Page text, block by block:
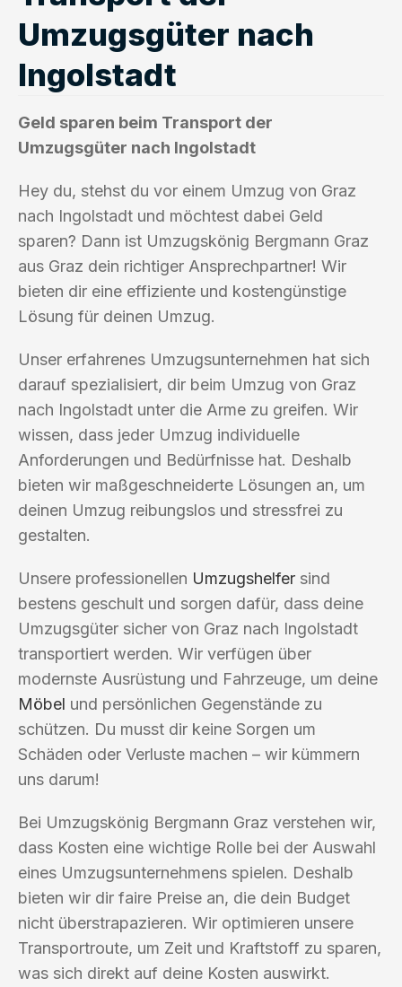
Umzugsgüter nach
Ingolstadt
Geld sparen beim Transport der
Umzugsgüter nach Ingolstadt
Hey du, stehst du vor einem Umzug von Graz
nach Ingolstadt und möchtest dabei Geld
sparen? Dann ist Umzugskönig Bergmann Graz
aus Graz dein richtiger Ansprechpartner! Wir
bieten dir eine effiziente und kostengünstige
Lösung für deinen Umzug.
Unser erfahrenes Umzugsunternehmen hat sich
darauf spezialisiert, dir beim Umzug von Graz
nach Ingolstadt unter die Arme zu greifen. Wir
wissen, dass jeder Umzug individuelle
Anforderungen und Bedürfnisse hat. Deshalb
bieten wir maßgeschneiderte Lösungen an, um
deinen Umzug reibungslos und stressfrei zu
gestalten.
Unsere professionellen Umzugshelfer sind
bestens geschult und sorgen dafür, dass deine
Umzugsgüter sicher von Graz nach Ingolstadt
transportiert werden. Wir verfügen über
modernste Ausrüstung und Fahrzeuge, um deine
Möbel und persönlichen Gegenstände zu
schützen. Du musst dir keine Sorgen um
Schäden oder Verluste machen – wir kümmern
uns darum!
Bei Umzugskönig Bergmann Graz verstehen wir,
dass Kosten eine wichtige Rolle bei der Auswahl
eines Umzugsunternehmens spielen. Deshalb
bieten wir dir faire Preise an, die dein Budget
nicht überstrapazieren. Wir optimieren unsere
Transportroute, um Zeit und Kraftstoff zu sparen,
was sich direkt auf deine Kosten auswirkt.